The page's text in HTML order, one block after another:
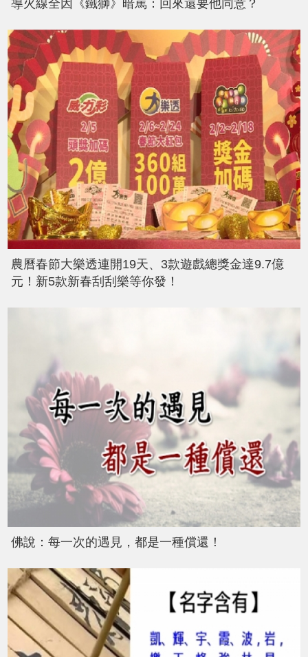
導火線全因《鐵獅》暗罵：回來還要他同意？
農曆春節大樂透連開19天、3款遊戲總獎金達9.7億
元！新5款新春刮刮樂等你發！
佛說：每一次的遇見，都是一種償還！